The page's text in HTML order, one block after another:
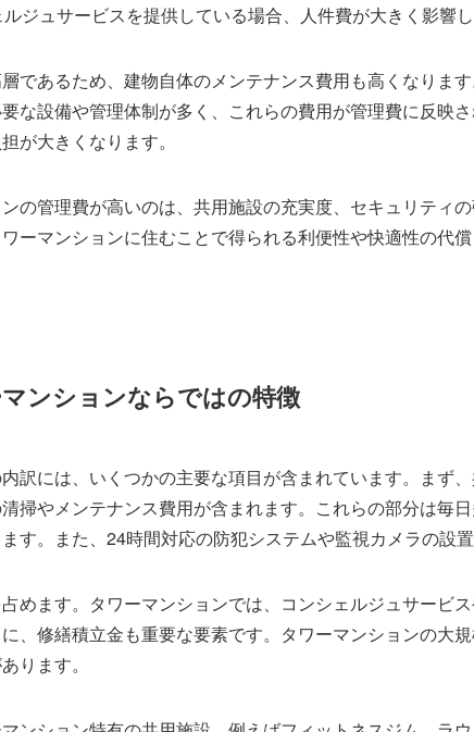
ジュサービスを提供している場合、人件費が大きく影響
であるため、建物自体のメンテナンス費用も高くなりま
な設備や管理体制が多く、これらの費用が管理費に反映
が大きくなります。
の管理費が高いのは、共用施設の充実度、セキュリティ
ーマンションに住むことで得られる利便性や快適性の代
ンションならではの特徴
訳には、いくつかの主要な項目が含まれています。まず
掃やメンテナンス費用が含まれます。これらの部分は毎
す。また、24時間対応の防犯システムや監視カメラの設
めます。タワーマンションでは、コンシェルジュサービ
、修繕積立金も重要な要素です。タワーマンションの大
ります。